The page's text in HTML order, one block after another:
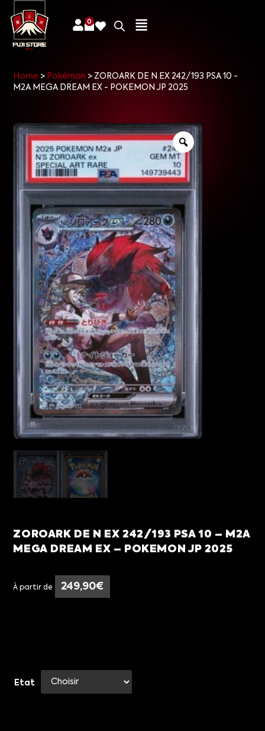
0
Home > Pokémon > ZOROARK DE N EX 242/193 PSA 10 -
M2A MEGA DREAM EX - POKEMON JP 2025
ZOROARK DE N EX 242/193 PSA 10 – M2A
MEGA DREAM EX – POKEMON JP 2025
À partir de 249,90€
Etat